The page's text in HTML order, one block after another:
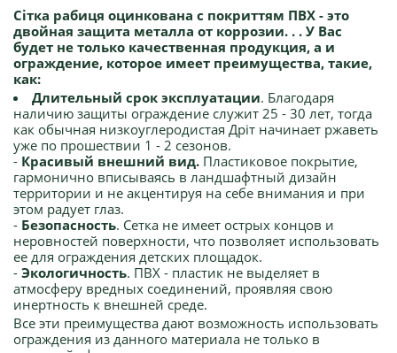
Сітка рабиця оцинкована с покриттям ПВХ - это
двойная защита металла от коррозии. . . У Вас
будет не только качественная продукция, а и
ограждение, которое имеет преимущества, такие,
как:
Длительный срок эксплуатации. Благодаря
наличию защиты ограждение служит 25 - 30 лет, тогда
как обычная низкоуглеродистая Дріт начинает ржаветь
уже по прошествии 1 - 2 сезонов.
- Красивый внешний вид. Пластиковое покрытие,
гармонично вписываясь в ландшафтный дизайн
территории и не акцентируя на себе внимания и при
этом радует глаз.
- Безопасность. Сетка не имеет острых концов и
неровностей поверхности, что позволяет использовать
ее для ограждения детских площадок.
- Экологичность. ПВХ - пластик не выделяет в
атмосферу вредных соединений, проявляя свою
инертность к внешней среде.
Все эти преимущества дают возможность использовать
ограждения из данного материала не только в